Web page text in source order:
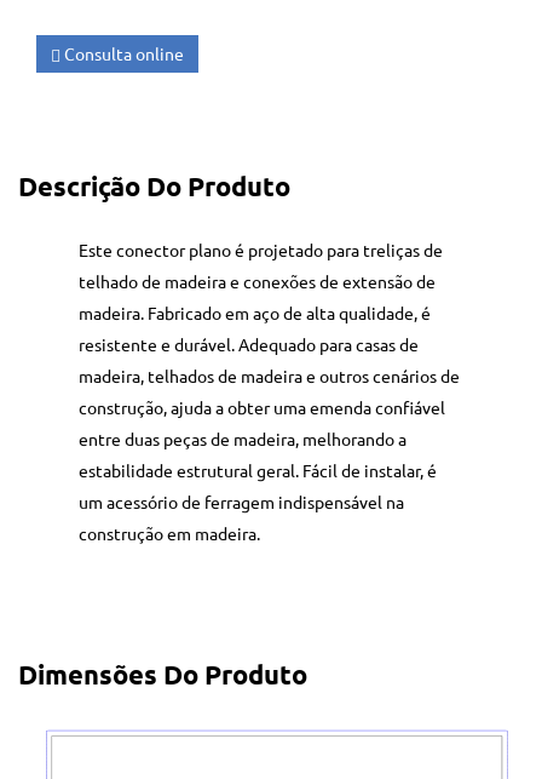
Consulta online
Descrição Do Produto
Este conector plano é projetado para treliças de
telhado de madeira e conexões de extensão de
madeira. Fabricado em aço de alta qualidade, é
resistente e durável. Adequado para casas de
madeira, telhados de madeira e outros cenários de
construção, ajuda a obter uma emenda confiável
entre duas peças de madeira, melhorando a
estabilidade estrutural geral. Fácil de instalar, é
um acessório de ferragem indispensável na
construção em madeira.
Dimensões Do Produto